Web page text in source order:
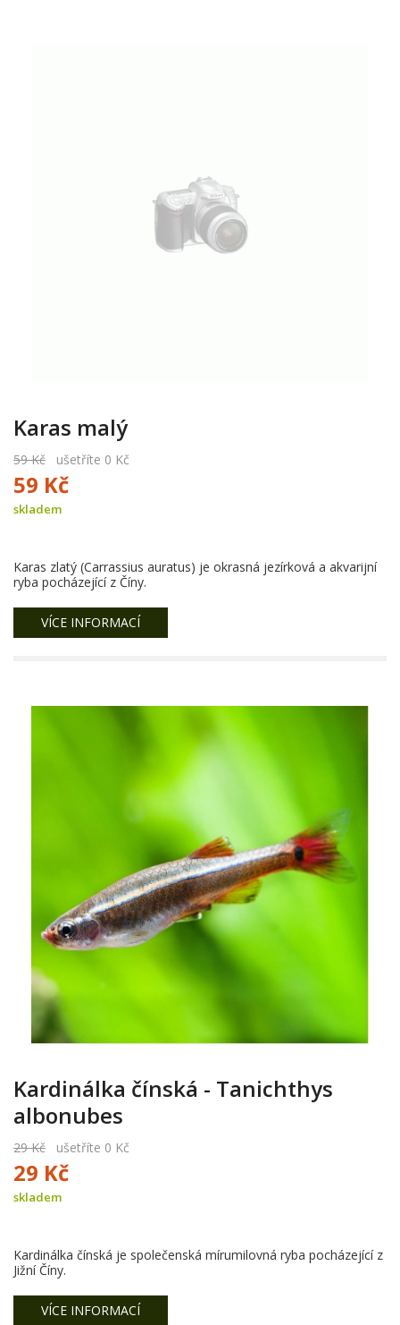
Karas malý
59 Kč ušetříte 0 Kč
59 Kč
skladem
Karas zlatý (Carrassius auratus) je okrasná jezírková a akvarijní
ryba pocházející z Číny.
VÍCE INFORMACÍ
Kardinálka čínská - Tanichthys
albonubes
29 Kč ušetříte 0 Kč
29 Kč
skladem
Kardinálka čínská je společenská mírumilovná ryba pocházející z
Jižní Číny.
VÍCE INFORMACÍ